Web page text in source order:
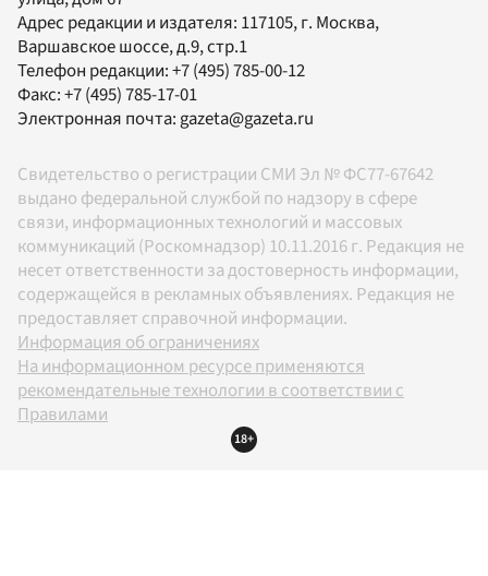
Адрес редакции и издателя: 117105, г. Москва,
Варшавское шоссе, д.9, стр.1
Телефон редакции:+7 (495) 785-00-12
Факс:+7 (495) 785-17-01
Электронная почта:gazeta@gazeta.ru
Свидетельство о регистрации СМИ Эл № ФС77-67642
выдано федеральной службой по надзору в сфере
связи, информационных технологий и массовых
коммуникаций (Роскомнадзор) 10.11.2016 г. Редакция не
несет ответственности за достоверность информации,
содержащейся в рекламных объявлениях. Редакция не
предоставляет справочной информации.
Информация об ограничениях
На информационном ресурсе применяются
рекомендательные технологии в соответствии с
Правилами
18+